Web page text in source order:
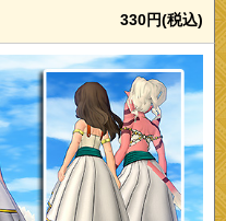
330円(税込)